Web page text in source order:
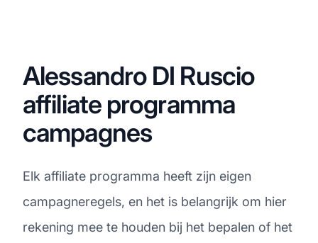
Alessandro DI Ruscio
affiliate programma
campagnes
Elk affiliate programma heeft zijn eigen
campagneregels, en het is belangrijk om hier
rekening mee te houden bij het bepalen of het